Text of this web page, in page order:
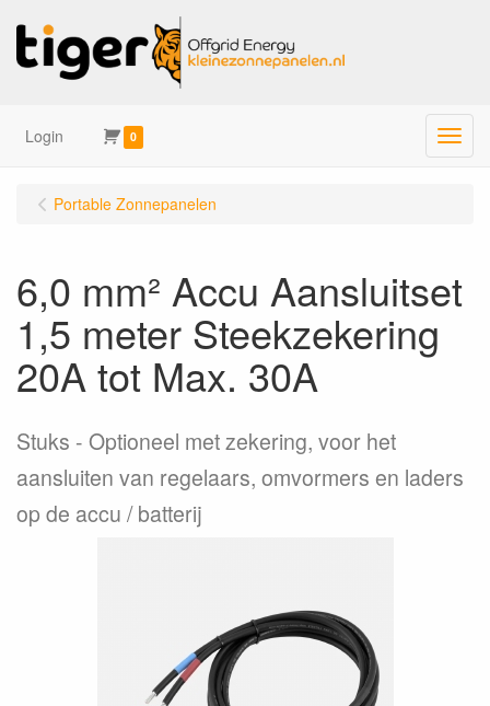
Login 0 Menu
Portable Zonnepanelen
6,0 mm² Accu Aansluitset
1,5 meter Steekzekering
20A tot Max. 30A
Stuks
Optioneel met zekering, voor het
aansluiten van regelaars, omvormers en laders
op de accu / batterij